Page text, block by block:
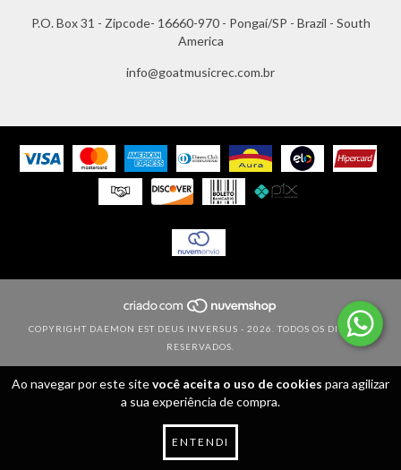
Ao navegar por este sitevocê aceita o uso de cookies para agilizar
a sua experiência de compra.
ENTENDI
P.O. Box 31 - Zipcode- 16660-970 - Pongaí/SP - Brazil - South
America
info@goatmusicrec.com.br
COPYRIGHT DAEMON EST DEUS INVERSUS - 2026. TODOS OS DIREITOS
RESERVADOS.